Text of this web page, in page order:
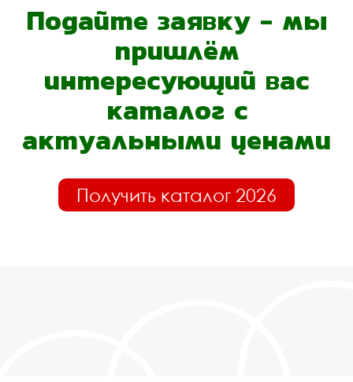
Подайте заявку - мы
пришлём
интересующий вас
каталог с
актуальными ценами
Получить каталог 2026